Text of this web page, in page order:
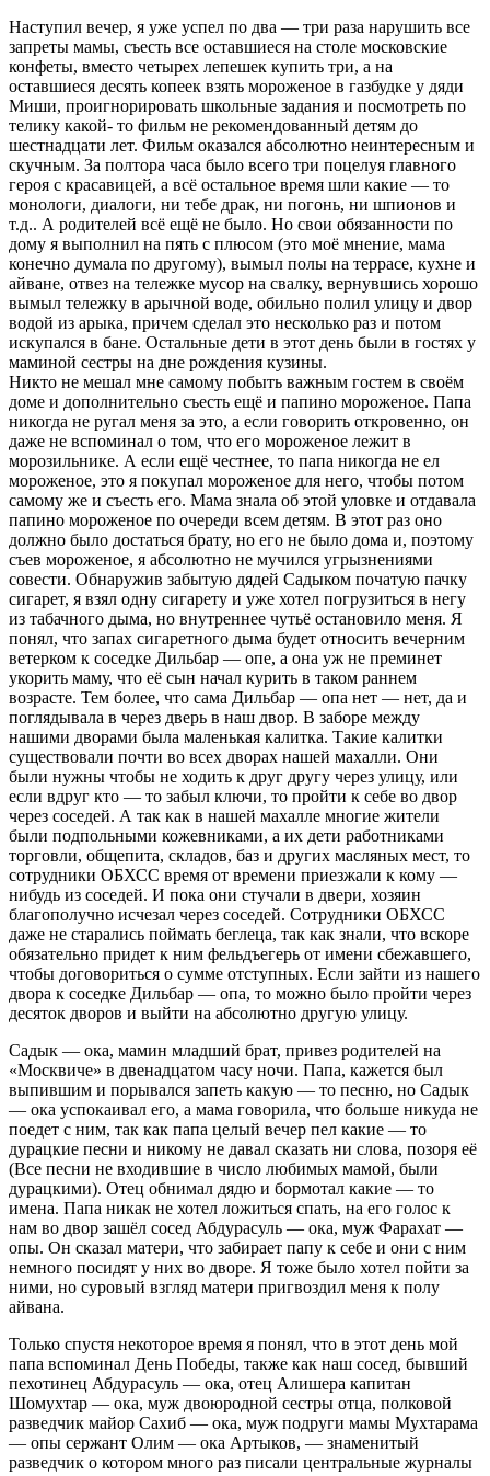
Наступил вечер, я уже успел по два — три раза нарушить все
запреты мамы, съесть все оставшиеся на столе московские
конфеты, вместо четырех лепешек купить три, а на
оставшиеся десять копеек взять мороженое в газбудке у дяди
Миши, проигнорировать школьные задания и посмотреть по
телику какой- то фильм не рекомендованный детям до
шестнадцати лет. Фильм оказался абсолютно неинтересным и
скучным. За полтора часа было всего три поцелуя главного
героя с красавицей, а всё остальное время шли какие — то
монологи, диалоги, ни тебе драк, ни погонь, ни шпионов и
т.д.. А родителей всё ещё не было. Но свои обязанности по
дому я выполнил на пять с плюсом (это моё мнение, мама
конечно думала по другому), вымыл полы на террасе, кухне и
айване, отвез на тележке мусор на свалку, вернувшись хорошо
вымыл тележку в арычной воде, обильно полил улицу и двор
водой из арыка, причем сделал это несколько раз и потом
искупался в бане. Остальные дети в этот день были в гостях у
маминой сестры на дне рождения кузины.
Никто не мешал мне самому побыть важным гостем в своём
доме и дополнительно съесть ещё и папино мороженое. Папа
никогда не ругал меня за это, а если говорить откровенно, он
даже не вспоминал о том, что его мороженое лежит в
морозильнике. А если ещё честнее, то папа никогда не ел
мороженое, это я покупал мороженое для него, чтобы потом
самому же и съесть его. Мама знала об этой уловке и отдавала
папино мороженое по очереди всем детям. В этот раз оно
должно было достаться брату, но его не было дома и, поэтому
съев мороженое, я абсолютно не мучился угрызнениями
совести. Обнаружив забытую дядей Садыком початую пачку
сигарет, я взял одну сигарету и уже хотел погрузиться в негу
из табачного дыма, но внутреннее чутьё остановило меня. Я
понял, что запах сигаретного дыма будет относить вечерним
ветерком к соседке Дильбар — опе, а она уж не преминет
укорить маму, что её сын начал курить в таком раннем
возрасте. Тем более, что сама Дильбар — опа нет — нет, да и
поглядывала в через дверь в наш двор. В заборе между
нашими дворами была маленькая калитка. Такие калитки
существовали почти во всех дворах нашей махалли. Они
были нужны чтобы не ходить к друг другу через улицу, или
если вдруг кто — то забыл ключи, то пройти к себе во двор
через соседей. А так как в нашей махалле многие жители
были подпольными кожевниками, а их дети работниками
торговли, общепита, складов, баз и других масляных мест, то
сотрудники ОБХСС время от времени приезжали к кому —
нибудь из соседей. И пока они стучали в двери, хозяин
благополучно исчезал через соседей. Сотрудники ОБХСС
даже не старались поймать беглеца, так как знали, что вскоре
обязательно придет к ним фельдъегерь от имени сбежавшего,
чтобы договориться о сумме отступных. Если зайти из нашего
двора к соседке Дильбар — опа, то можно было пройти через
десяток дворов и выйти на абсолютно другую улицу.
Садык — ока, мамин младший брат, привез родителей на
«Москвиче» в двенадцатом часу ночи. Папа, кажется был
выпившим и порывался запеть какую — то песню, но Садык
— ока успокаивал его, а мама говорила, что больше никуда не
поедет с ним, так как папа целый вечер пел какие — то
дурацкие песни и никому не давал сказать ни слова, позоря её
(Все песни не входившие в число любимых мамой, были
дурацкими). Отец обнимал дядю и бормотал какие — то
имена. Папа никак не хотел ложиться спать, на его голос к
нам во двор зашёл сосед Абдурасуль — ока, муж Фарахат —
опы. Он сказал матери, что забирает папу к себе и они с ним
немного посидят у них во дворе. Я тоже было хотел пойти за
ними, но суровый взгляд матери пригвоздил меня к полу
айвана.
Только спустя некоторое время я понял, что в этот день мой
папа вспоминал День Победы, также как наш сосед, бывший
пехотинец Абдурасуль — ока, отец Алишера капитан
Шомухтар — ока, муж двоюродной сестры отца, полковой
разведчик майор Сахиб — ока, муж подруги мамы Мухтарама
— опы сержант Олим — ока Артыков, — знаменитый
разведчик о котором много раз писали центральные журналы